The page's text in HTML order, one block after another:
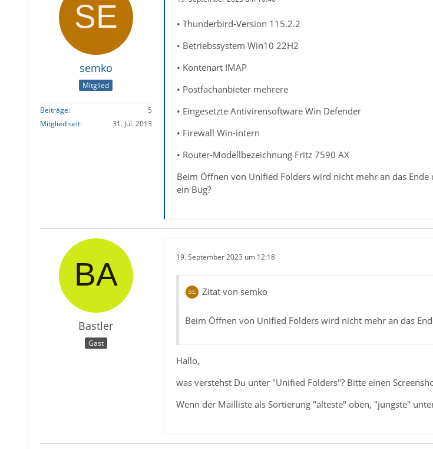
semko
Mitglied
Beiträge
5
Mitglied seit
31. Jul. 2013
• Thunderbird-Version 115.2.2
• Betriebssystem Win10 22H2
• Kontenart IMAP
• Postfachanbieter mehrere
• Eingesetzte Antivirensoftware Win Defender
• Firewall Win-intern
• Router-Modellbezeichnung Fritz 7590 AX
Beim Öffnen von Unified Folders wird nicht mehr an das
ein Bug?
Bastler
Gast
19. September 2023 um 12:18
Zitat von semko
Beim Öffnen von Unified Folders wird nicht mehr an das
Hallo,
was verstehst Du unter "Unified Folders"? Bitte einen
Wenn der Mailliste als Sortierung "älteste" oben, "jüngste"